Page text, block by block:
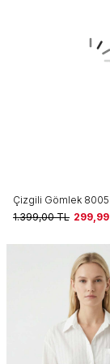
Çizgili Gömlek
1.399,00TL 299,99